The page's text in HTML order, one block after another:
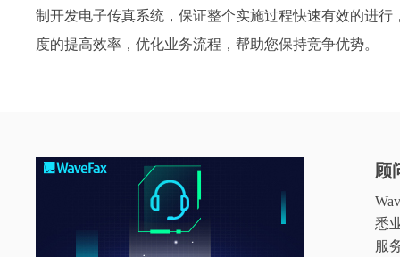
制开发电子传真系统，保证整个实施过程快速有效的进
度的提高效率，优化业务流程，帮助您保持竞争优势。
顾
悉
服